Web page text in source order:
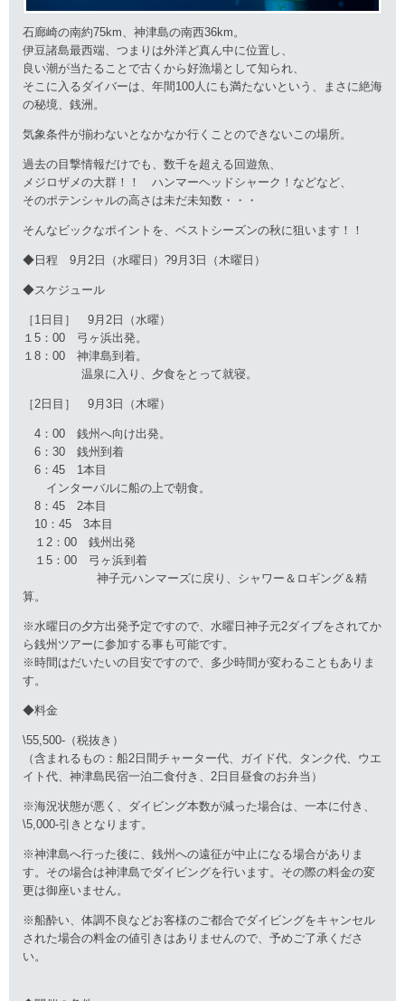
石廊崎の南約75km、神津島の南西36km。
伊豆諸島最西端、つまりは外洋ど真ん中に位置し、
良い潮が当たることで古くから好漁場として知られ、
そこに入るダイバーは、年間100人にも満たないという、まさに絶海
の秘境、銭洲。
気象条件が揃わないとなかなか行くことのできないこの場所。
過去の目撃情報だけでも、数千を超える回遊魚、
メジロザメの大群！！ ハンマーヘッドシャーク！などなど、
そのポテンシャルの高さは未だ未知数・・・
そんなビックなポイントを、ベストシーズンの秋に狙います！！
◆日程 9月2日（水曜日）?9月3日（木曜日）
◆スケジュール
［1日目］ 9月2日（水曜）
１5：00 弓ヶ浜出発。
１8：00 神津島到着。
温泉に入り、夕食をとって就寝。
［2日目］ 9月3日（木曜）
4：00 銭州へ向け出発。
6：30 銭州到着
6：45 1本目
インターバルに船の上で朝食。
8：45 2本目
10：45 3本目
１2：00 銭州出発
１5：00 弓ヶ浜到着
神子元ハンマーズに戻り、シャワー＆ロギング＆精
算。
※水曜日の夕方出発予定ですので、水曜日神子元2ダイブをされてか
ら銭州ツアーに参加する事も可能です。
※時間はだいたいの目安ですので、多少時間が変わることもありま
す。
◆料金
\55,500-（税抜き）
（含まれるもの：船2日間チャーター代、ガイド代、タンク代、ウエ
イト代、神津島民宿一泊二食付き、2日目昼食のお弁当）
※海況状態が悪く、ダイビング本数が減った場合は、一本に付き、
\5,000-引きとなります。
※神津島へ行った後に、銭州への遠征が中止になる場合がありま
す。その場合は神津島でダイビングを行います。その際の料金の変
更は御座いません。
※船酔い、体調不良などお客様のご都合でダイビングをキャンセル
された場合の料金の値引きはありませんので、予めご了承くださ
い。